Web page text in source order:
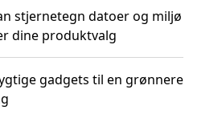
stjernetegn datoer og miljø
dine produktvalg
gadgets til en grønnere